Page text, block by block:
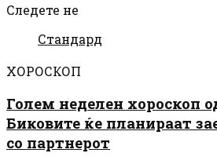
Следете не
Стандард
ХОРОСКОП
Голем неделен хороскоп
Биковите ќе планираат
со партнерот